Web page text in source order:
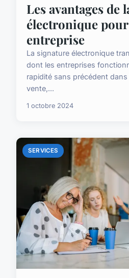
Les avantages de
électronique
entreprise
La signature électronique
dont les entreprises
rapidité sans précédent
vente,...
1 octobre 2024
SERVICES